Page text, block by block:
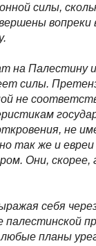
силы,
вопреки
на Палестину
силы.
не
не
так же и
Они, скорее,
себя
палестинской
планы